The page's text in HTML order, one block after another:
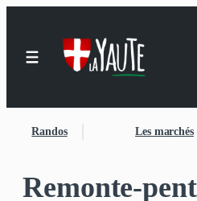
Randos Les marchés
Remonte-